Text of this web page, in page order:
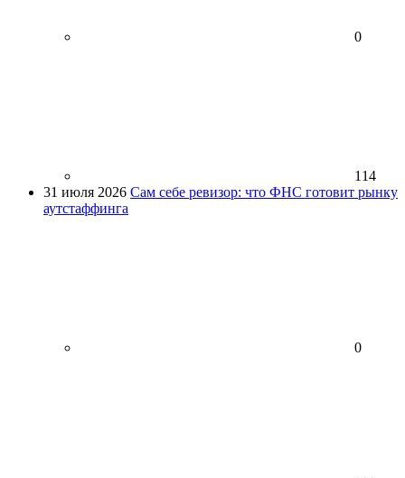
0
114
31 июля 2026 Сам себе ревизор: что ФНС готовит рынку
аутстаффинга
0